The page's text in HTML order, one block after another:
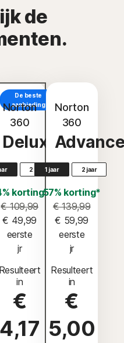
de
De beste
aanbieding
Norton
360
Deluxe
2 jaar
korting*
€ 109,99
€ 49,99
jr
Resulteert
in
€
4,17
Norton
360
1 jaar 2 jaar
57% korting*
€ 139,99
€ 59,99
eerste
jr
Resulteert
in
€
5,00